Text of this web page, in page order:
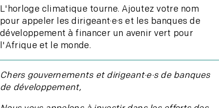
L'horloge climatique tourne. Ajoutez votre nom
pour appeler les dirigeant·e·s et les banques de
développement à financer un avenir vert pour
l'Afrique et le monde.
Chers gouvernements et dirigeant·e·s de banques
de développement,